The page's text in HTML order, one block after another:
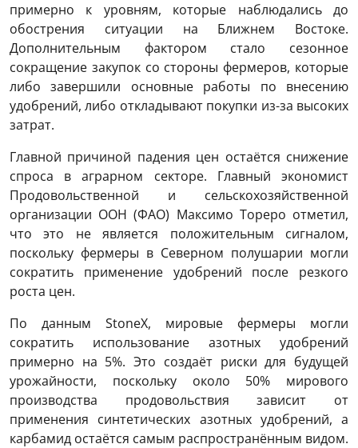
примерно к уровням, которые наблюдались до
обострения ситуации на Ближнем Востоке.
Дополнительным фактором стало сезонное
сокращение закупок со стороны фермеров, которые
либо завершили основные работы по внесению
удобрений, либо откладывают покупки из-за высоких
затрат.
Главной причиной падения цен остаётся снижение
спроса в аграрном секторе. Главный экономист
Продовольственной и сельскохозяйственной
организации ООН (ФАО) Максимо Тореро отметил,
что это не является положительным сигналом,
поскольку фермеры в Северном полушарии могли
сократить применение удобрений после резкого
роста цен.
По данным StoneX, мировые фермеры могли
сократить использование азотных удобрений
примерно на 5%. Это создаёт риски для будущей
урожайности, поскольку около 50% мирового
производства продовольствия зависит от
применения синтетических азотных удобрений, а
карбамид остаётся самым распространённым видом.